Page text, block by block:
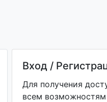
Вход /
Для получения
всем возможностям